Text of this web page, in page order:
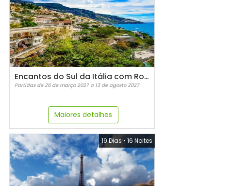
Encantos do Sul da Itália com Roma 2027-2028
Partidas de 26 de março 2027 a 13 de agosto 2027
Maiores detalhes
19 Dias • 16 Noites